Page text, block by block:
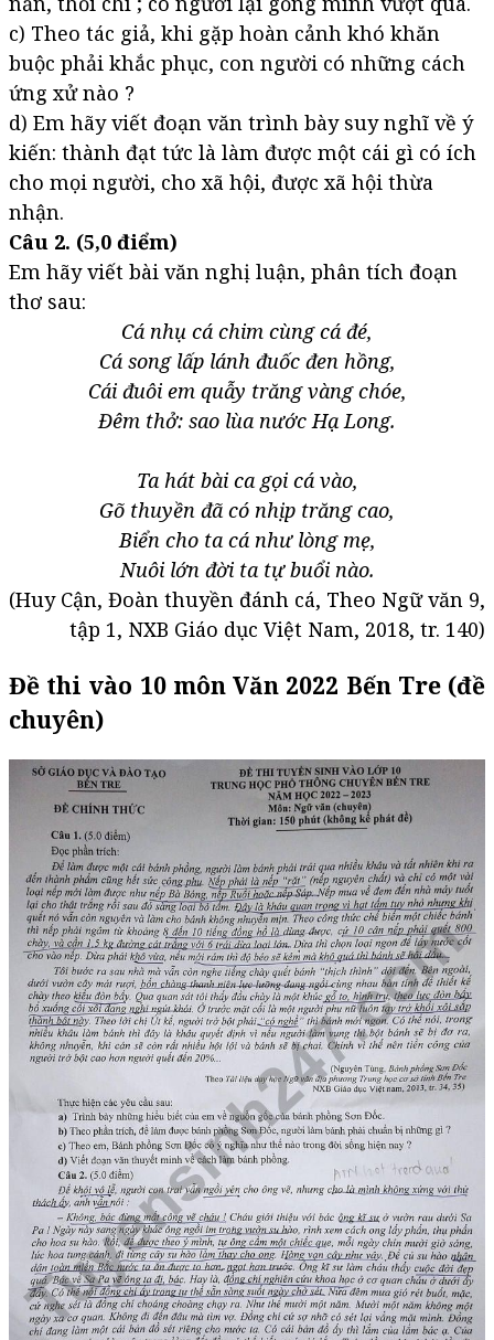
c) Theo tác giả, khi gặp hoàn cảnh khó khăn
buộc phải khắc phục, con người có những cách
ứng xử nào ?
d) Em hãy viết đoạn văn trình bày suy nghĩ về ý
kiến: thành đạt tức là làm được một cái gì có ích
cho mọi người, cho xã hội, được xã hội thừa
nhận.
Câu 2. (5,0 điểm)
Em hãy viết bài văn nghị luận, phân tích đoạn
thơ sau:
Cá nhụ cá chim cùng cá đé,
Cá song lấp lánh đuốc đen hồng,
Cái đuôi em quẫy trăng vàng chóe,
Đêm thở: sao lùa nước Hạ Long.
Ta hát bài ca gọi cá vào,
Gõ thuyền đã có nhịp trăng cao,
Biển cho ta cá như lòng mẹ,
Nuôi lớn đời ta tự buổi nào.
(Huy Cận, Đoàn thuyền đánh cá, Theo Ngữ văn 9,
tập 1, NXB Giáo dục Việt Nam, 2018, tr. 140)
Đề thi vào 10 môn Văn 2022 Bến Tre (đề
chuyên)